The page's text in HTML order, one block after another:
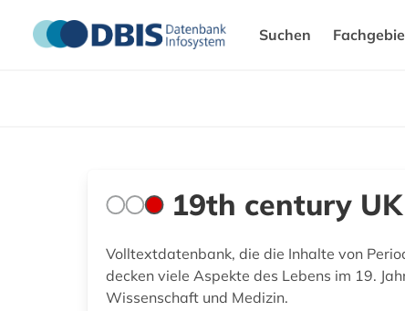
Suchen
19th century
Volltextdatenbank, die die Inhalte von
decken viele Aspekte des Lebens im 19.
Wissenschaft und Medizin.